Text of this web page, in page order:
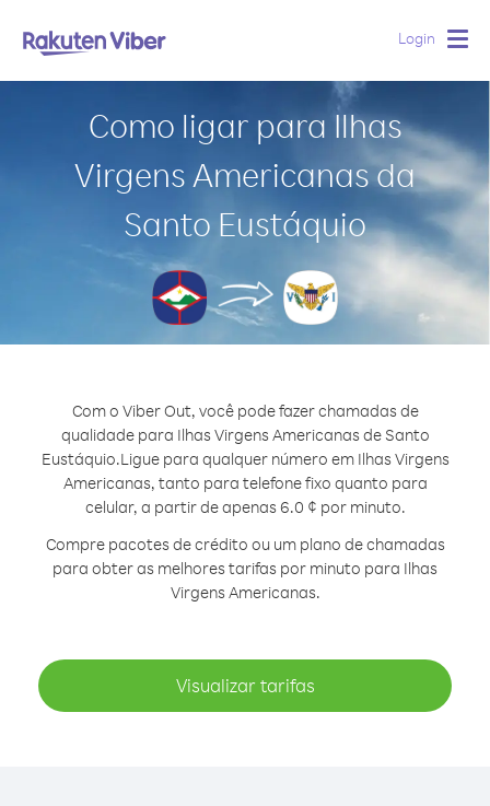
Login
Como ligar para Ilhas
Virgens Americanas da
Santo Eustáquio
Com o Viber Out, você pode fazer chamadas de
qualidade para Ilhas Virgens Americanas de Santo
Eustáquio.Ligue para qualquer número em Ilhas Virgens
Americanas, tanto para telefone fixo quanto para
celular, a partir de apenas 6.0 ¢ por minuto.
Compre pacotes de crédito ou um plano de chamadas
para obter as melhores tarifas por minuto para Ilhas
Virgens Americanas.
Visualizar tarifas